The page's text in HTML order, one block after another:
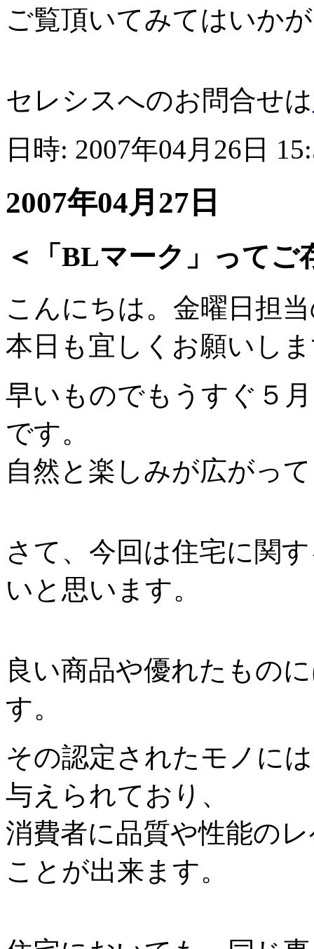
ご覧頂いてみてはいか
セレシスへのお問合せは
日時: 2007年04月26日
2007年04月27日
＜「BLマーク」ってご
こんにちは。金曜日担
本日も宜しくお願いし
早いものでもうすぐ５
です。
自然と楽しみが広がっ
さて、今回は住宅に関
いと思います。
良い商品や優れたもの
す。
その認定されたモノに
与えられており、
消費者に品質や性能の
ことが出来ます。